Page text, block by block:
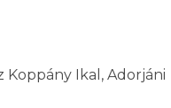
Koppány Ikal, Adorjáni